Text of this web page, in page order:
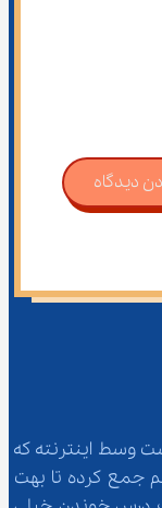
دیدگاه
وسط اینترنته که
دور هم جمع کرده تا بهت